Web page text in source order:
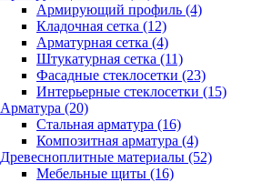
Армирующий профиль (4)
Кладочная сетка (12)
Арматурная сетка (4)
Штукатурная сетка (11)
Фасадные стеклосетки (23)
Интерьерные стеклосетки (15)
Арматура (20)
Стальная арматура (16)
Композитная арматура (4)
Древесноплитные материалы (52)
Мебельные щиты (16)